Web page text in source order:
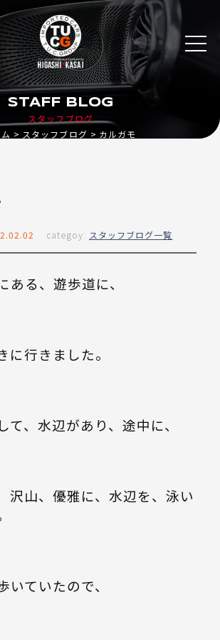
スタッフブログ
STAFF BLOG
スタッフブログ カルガモ
categoy: スタッフブログ一覧
ある、遊歩道に、
に行きました。
て、水辺があり、途中に、
沢山、優雅に、水辺を、泳い
いていたので、